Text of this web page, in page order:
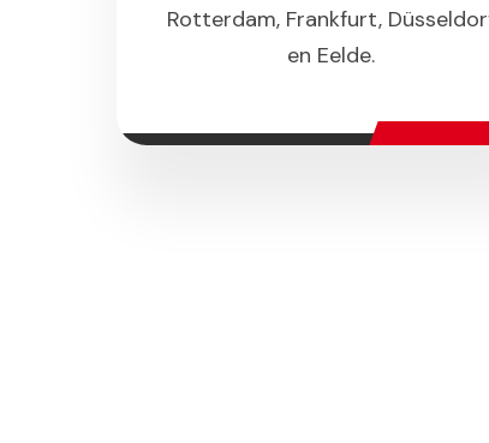
Rotterdam, Frankfurt,
en Eelde.